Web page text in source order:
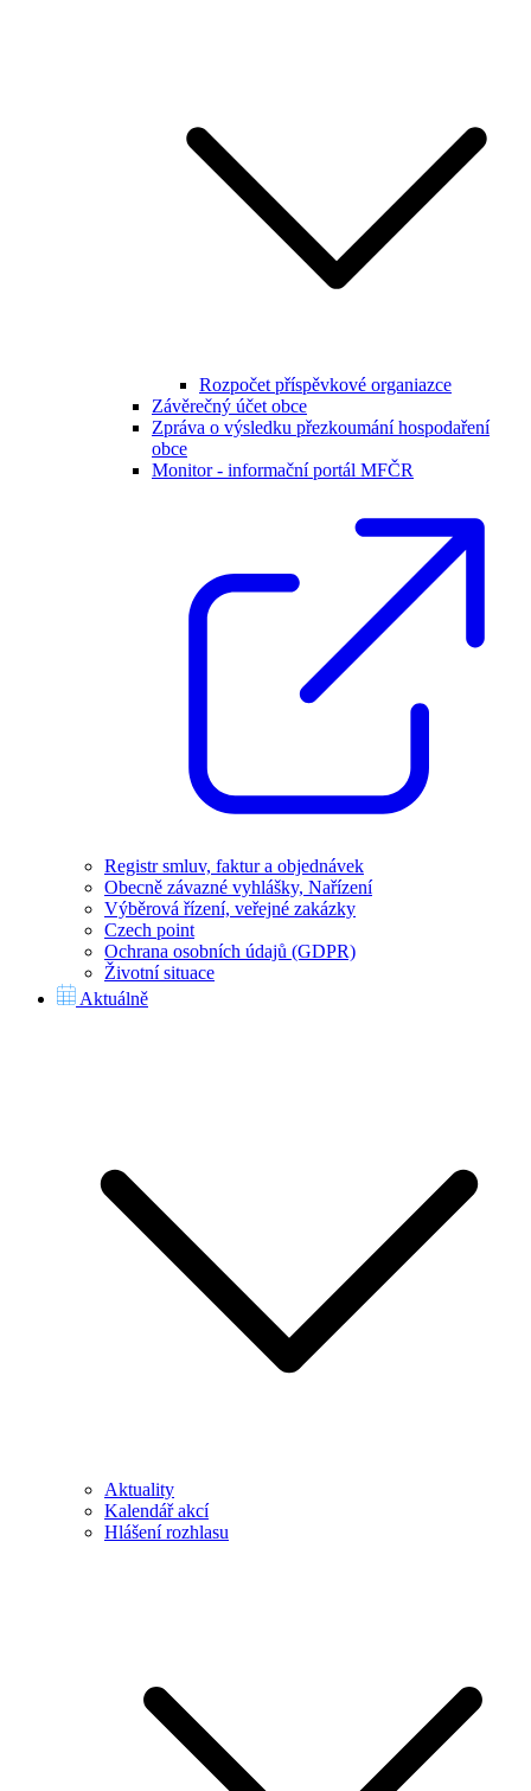
Rozpočet příspěvkové organiazce
Závěrečný účet obce
Zpráva o výsledku přezkoumání hospodaření
obce
Monitor - informační portál MFČR
Registr smluv, faktur a objednávek
Obecně závazné vyhlášky, Nařízení
Výběrová řízení, veřejné zakázky
Czech point
Ochrana osobních údajů (GDPR)
Životní situace
Aktuálně
Aktuality
Kalendář akcí
Hlášení rozhlasu